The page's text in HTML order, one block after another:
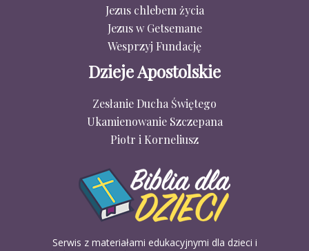
Jezus chlebem życia
Jezus w Getsemane
Wesprzyj Fundację
Dzieje Apostolskie
Zesłanie Ducha Świętego
Ukamienowanie Szczepana
Piotr i Korneliusz
Serwis z materiałami edukacyjnymi dla dzieci i